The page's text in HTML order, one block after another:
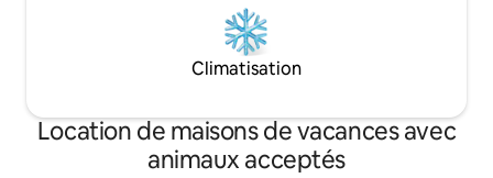
Climatisation
Location de maisons de vacances avec
animaux acceptés